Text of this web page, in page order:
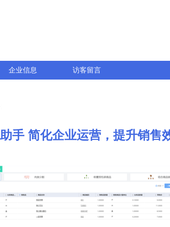
企业信息 访客留言
手 简化企业运营，提升销售